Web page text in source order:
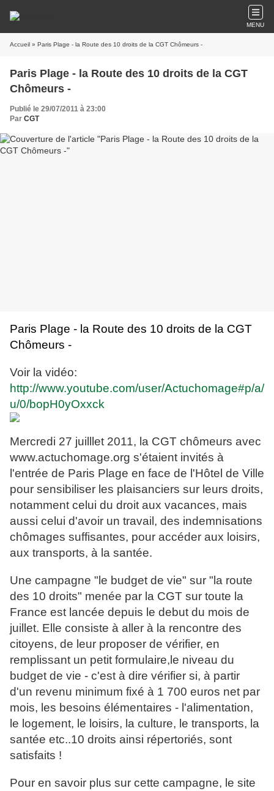
MENU
Accueil » Paris Plage - la Route des 10 droits de la CGT Chômeurs -
Paris Plage - la Route des 10 droits de la CGT
Chômeurs -
Publié le 29/07/2011 à 23:00
Par CGT
Paris Plage - la Route des 10 droits de la CGT
Chômeurs -
Voir la vidéo:
http://www.youtube.com/user/Actuchomage#p/a/
u/0/bopH0yOxxck
Mercredi 27 juilllet 2011, la CGT chômeurs avec
www.actuchomage.org s'étaient invités à
l'entrée de Paris Plage en face de l'Hôtel de Ville
pour sensibiliser les plaisanciers sur leurs droits,
notamment celui du droit aux vacances, mais
aussi celui d'avoir un travail, des indemnisations
chômages suffisantes, pour accéder aux loisirs,
aux transports, à la santée.
Une campagne "le budget de vie" sur "la route
des 10 droits" menée par la CGT sur toute la
France est lancée depuis le debut du mois de
juillet. Elle consiste à aller à la rencontre des
citoyens, de leur proposer de vérifier, en
remplissant un petit formulaire,le niveau du
budget de vie - c'est à dire vérifier si, à partir
d'un revenu minimum fixé à 1 700 euros net par
mois, les besoins élémentaires - l'alimentation,
le logement, le loisirs, la culture, le transports, la
santée etc..10 droits ainsi répertoriés, sont
satisfaits !
Pour en savoir plus sur cette campagne, le site